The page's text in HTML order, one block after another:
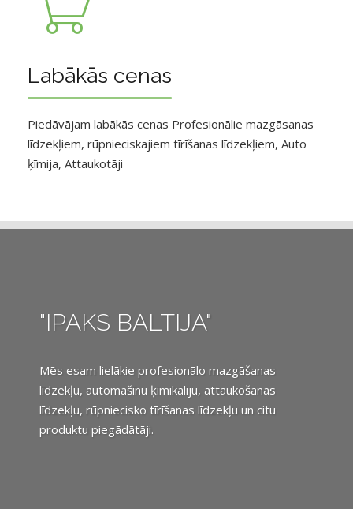
Labākās cenas
Piedāvājam labākās cenas Profesionālie mazgāsanas
līdzekļiem, rūpnieciskajiem tīrīšanas līdzekļiem, Auto
ķīmija, Attaukotāji
"IPAKS BALTIJA"
Mēs esam lielākie profesionālo mazgāšanas
līdzekļu, automašīnu ķimikāliju, attaukošanas
līdzekļu, rūpniecisko tīrīšanas līdzekļu un citu
produktu piegādātāji.